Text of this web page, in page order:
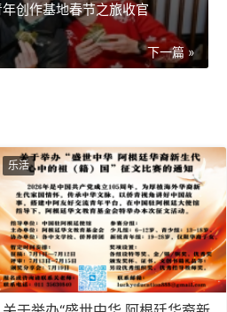
创作基地春节之旅收官
下一篇 »
乐活